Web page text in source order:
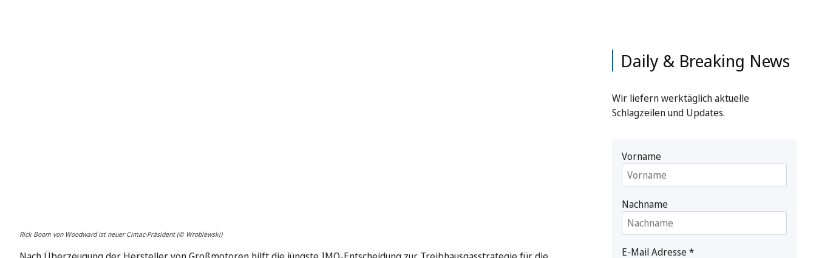
Rick Boom von Woodward ist neuer Cimac-Präsident (© Wroblewski)
Daily & Breaking News
Wir liefern werktäglich aktuelle
Schlagzeilen und Updates.
Vorname
Nachname
E-Mail Adresse*